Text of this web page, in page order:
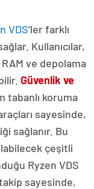
VDS’ler farklı
Kullanıcılar,
ve depolama
Güvenlik ve
tabanlı koruma
sayesinde,
sağlanır. Bu
çeşitli
Ryzen VDS
sayesinde,